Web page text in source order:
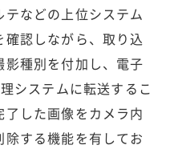
などの上位システム
認しながら、取り込
種別を付加し、電子
システムに転送するこ
した画像をカメラ内
する機能を有してお